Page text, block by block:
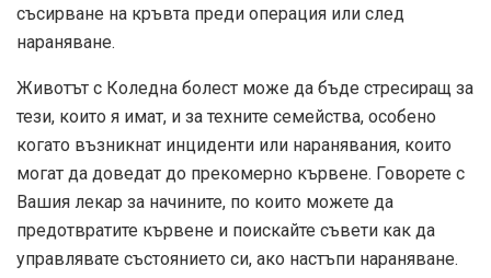
съсирване на кръвта преди операция или след
нараняване.
Животът с Коледна болест може да бъде стресиращ за
тези, които я имат, и за техните семейства, особено
когато възникнат инциденти или наранявания, които
могат да доведат до прекомерно кървене. Говорете с
Вашия лекар за начините, по които можете да
предотвратите кървене и поискайте съвети как да
управлявате състоянието си, ако настъпи нараняване.